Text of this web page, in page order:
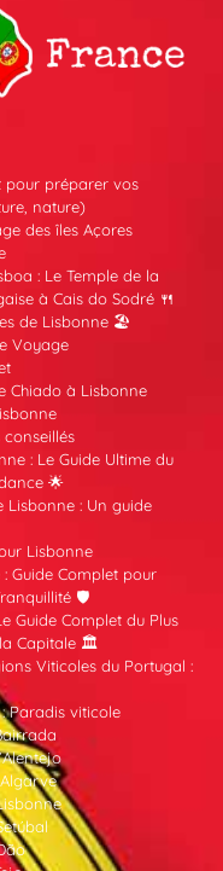
pour préparer vos
nature)
des îles Açores
: Le Temple de la
à Cais do Sodré 🍴
de Lisbonne 🏖️
Voyage
Chiado à Lisbonne
: Le Guide Ultime du
🌟
Lisbonne : Un guide
Lisbonne
Guide Complet pour
🛡️
Guide Complet du Plus
Capitale 🏛️
Viticoles du Portugal :
Paradis viticole